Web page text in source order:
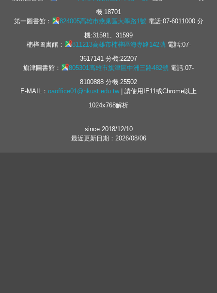
機:18701
第一圖書館：
824005高雄市燕巢區大學路1號電話:07-6011000 分
機:31591、31599
楠梓圖書館：
811213高雄市楠梓區海專路142號電話:07-
3617141 分機:22207
旗津圖書館：
805301高雄市旗津區中洲三路482號 電話:07-
8100888 分機:25502
E-MAIL： oaoffice01@nkust.edu.tw| 請使用IE11或Chrome以上
1024x768解析
since 2018/12/10
最近更新日期：2026/08/06